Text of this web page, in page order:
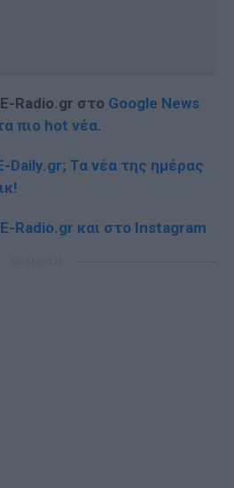
Radio.gr στο Google News
πιο hot νέα.
Daily.gr; Τα νέα της ημέρας
Radio.gr και στο Instagram